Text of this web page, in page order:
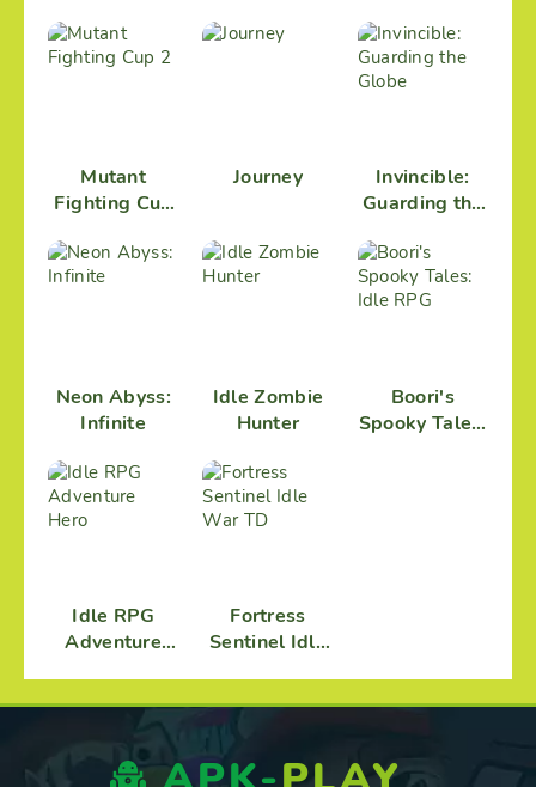
Mutant
Fighting Cup
Journey
Invincible:
Guarding the
Neon Abyss:
Infinite
Idle Zombie
Hunter
Boori's
Spooky Tales:
Idle RPG
Adventure
Fortress
Sentinel Idle